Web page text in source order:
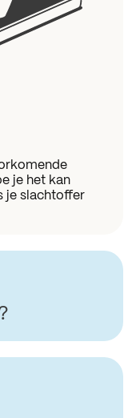
je het kan
je slachtoffer